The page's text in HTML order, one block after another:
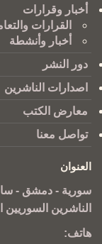
أخبار وقرارات
القرارات
أخبار وأنشطة
دور النشر
اصدارات الناشرين
معارض الكتب
تواصل معنا
العنوان
سورية - دمشق - ساحة
الناشرين السوريين
هاتف: